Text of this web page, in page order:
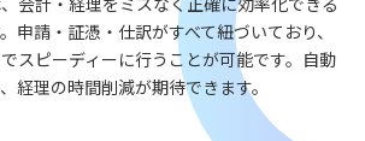
申請・証憑・仕訳がすべて紐づいており、
スピーディーに行うことが可能です。自動
経理の時間削減が期待できます。